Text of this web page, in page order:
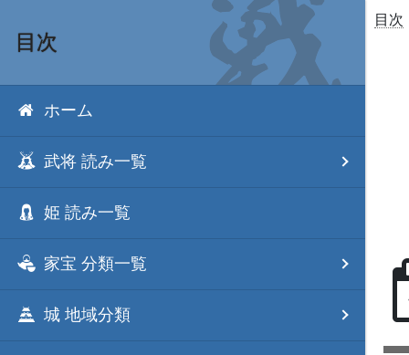
目次
ホーム
武将 読み一覧
姫 読み一覧
家宝 分類一覧
城 地域分類
目次